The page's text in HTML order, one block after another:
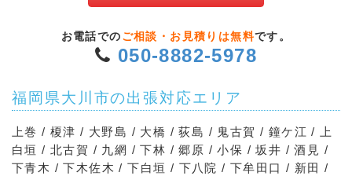
お電話での ご相談・お見積りは無料です。
050-8882-5978
福岡県大川市の出張対応エリア
上巻 / 榎津 / 大野島 / 大橋 / 荻島 / 鬼古賀 / 鐘ケ江 / 上
白垣 / 北古賀 / 九網 / 下林 / 郷原 / 小保 / 坂井 / 酒見 /
下青木 / 下木佐木 / 下白垣 / 下八院 / 下牟田口 / 新田 /